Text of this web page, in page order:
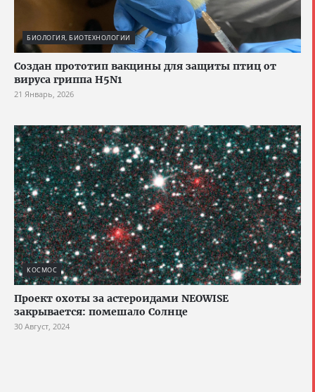
БИОЛОГИЯ, БИОТЕХНОЛОГИИ
Создан прототип вакцины для защиты птиц от
вируса гриппа H5N1
21 Январь, 2026
КОСМОС
Проект охоты за астероидами NEOWISE
закрывается: помешало Солнце
30 Август, 2024